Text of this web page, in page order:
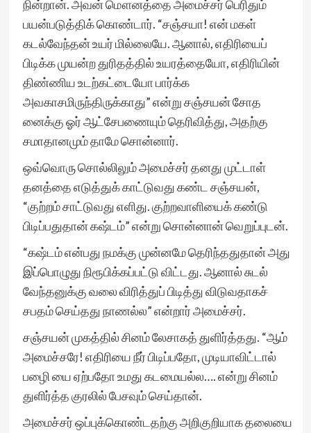
நின்றான். அவன் மௌனத்தை அமைச்சர் பெரிதும்
பயன்படுத்திக் கொண்டார். “சஞ்சயா! என் மகள்
கடல்வேந்தன் உயர் மில்லையே. ஆனால், எதிரியைப்
பிடிக்க முயன்ற துரிதத்தில் உயரத்தையோ, எதிரியின்
திண்ணிய உடற்கட்டையோ பார்க்க
அவகாசமிருந்திருக்காது” என்று சஞ்சயன் சோத
னைக்கு ஓர் ஆட்சேபணையும் தெரிவித்து, அதற்கு
சமாதானமும் தாமே சொன்னார்.
ஒவ்வொரு சொல்லிலும் அமைச்சர் தனது முட்டாள்
தனத்தை எடுத்துக் காட்டுவது கண்ட சஞ்சயன்,
“குற்றம் சாட்டுவது எளிது. குற்றவாளியைக் கண்டு
பிடிப்பதுதான் கஷ்டம்” என்று சொன்னான் வெறுப்புடன்.
“கஷ்டம் என்பது நமக்கு முன்னமே தெரிந்ததுதான் அது
இப்பொழுது நிரூபிக்கப்பட்டு விட்டது. ஆனால் சுடல்
வேந்தனுக்கு வலை விரித்துப் பிடித்து விடுவதாகச்
சபதம் செய்தது நாணல்ல” என்றார் அமைச்சர்.
சஞ்சயன் முகத்தில் சினம் லேசாகத் துளிர்த்தது. “ஆம்
அமைச்சரே! எதிரியை நீர் பிடிப்பதோ, முடியாவிட்டால்
பழிை யை ஏற்பதோ உமது கடமையல்ல…. என்று சினம்
துளிர்த்த குரலில் பேசவும் செய்தான்.
அமைச்சர் ஒப்புக்கொண்டதற்கு அறிகுறியாக தலையை